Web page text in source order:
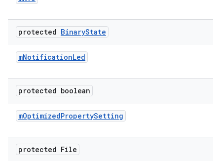
protected BinaryState
mNotificationLed
protected boolean
mOptimizedPropertySetting
protected File